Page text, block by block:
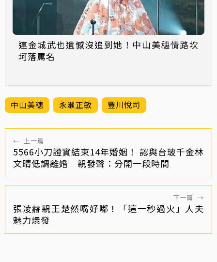
連金城武也遺憾沒追到她！中山美穗情路坎
坷落罵名
中山美穗 永瀨正敏 豐川悅司
← 上一篇
5566小刀證實結束14年婚姻！ 認與台玻千金林
文晴低調離婚 親發聲：分開一段時間
下一篇 →
張凌赫親王楚然嘴好嘟！「這一秒過火」人夫
魅力爆發